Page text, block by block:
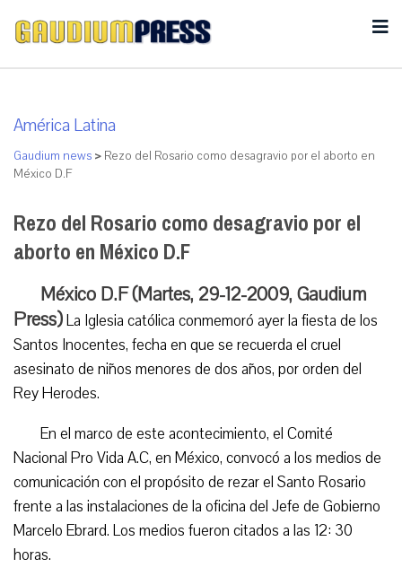
América Latina
Gaudium news > Rezo del Rosario como desagravio por el aborto en
México D.F
Rezo del Rosario como desagravio por el
aborto en México D.F
México D.F (Martes, 29-12-2009, Gaudium
Press)La Iglesia católica conmemoró ayer la fiesta de los
Santos Inocentes, fecha en que se recuerda el cruel
asesinato de niños menores de dos años, por orden del
Rey Herodes.
En el marco de este acontecimiento, el Comité
Nacional Pro Vida A.C, en México, convocó a los medios de
comunicación con el propósito de rezar el Santo Rosario
frente a las instalaciones de la oficina del Jefe de Gobierno
Marcelo Ebrard. Los medios fueron citados a las 12: 30
horas.